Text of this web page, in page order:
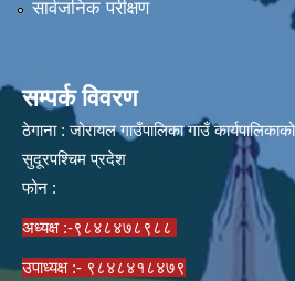
सार्वजनिक परीक्षण
सम्पर्क विवरण
ठेगाना : जोरायल गाउँपालिका गाउँ
सुदूरपश्चिम प्रदेश
फोन :
अध्यक्ष :-९८४८४७८९८८
उपाध्यक्ष :- ९८४८४१८४७९